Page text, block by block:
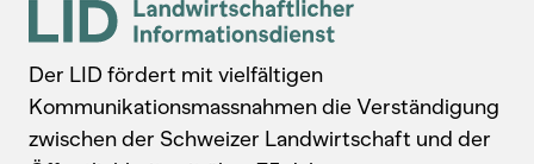
Der LID fördert mit vielfältigen
Kommunikationsmassnahmen die Verständigung
zwischen der Schweizer Landwirtschaft und der